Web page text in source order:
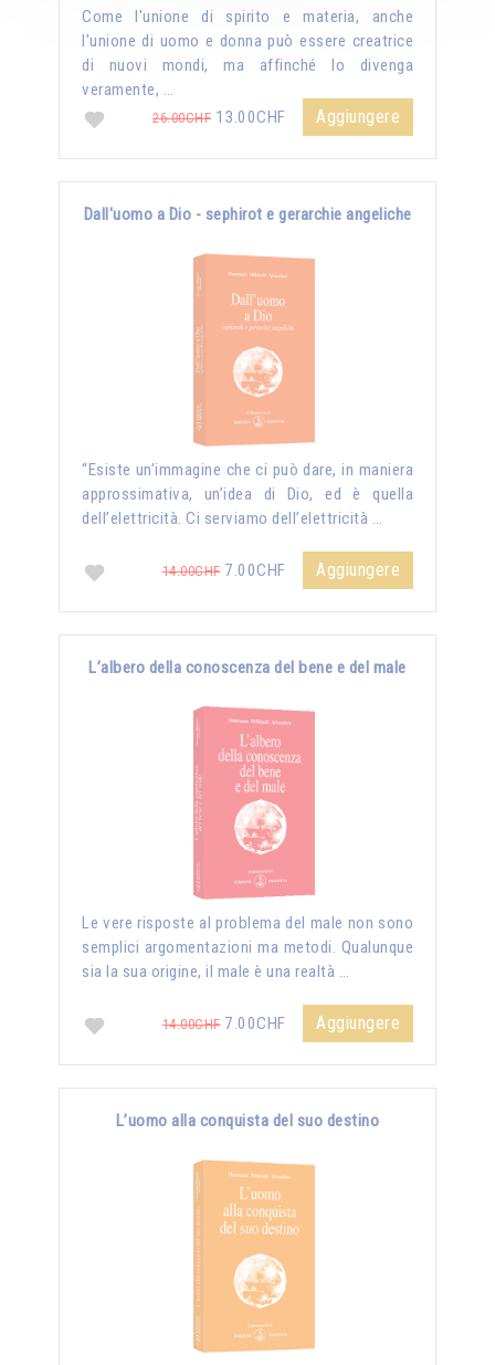
Come l'unione di spirito e materia, anche
l'unione di uomo e donna può essere creatrice
di nuovi mondi, ma affinché lo divenga
veramente, …
26.00CHF 13.00CHF Aggiungere
Dall'uomo a Dio - sephirot e gerarchie angeliche
“Esiste un’immagine che ci può dare, in maniera
approssimativa, un’idea di Dio, ed è quella
dell’elettricità. Ci serviamo dell’elettricità …
14.00CHF7.00CHF Aggiungere
L’albero della conoscenza del bene e del male
Le vere risposte al problema del male non sono
semplici argomentazioni ma metodi. Qualunque
sia la sua origine, il male è una realtà …
14.00CHF7.00CHF Aggiungere
L’uomo alla conquista del suo destino